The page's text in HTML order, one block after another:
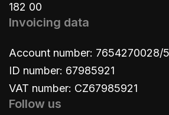
182 00
Invoicing data
Account number: 7654270028/
ID number: 67985921
VAT number: CZ67985921
Follow us